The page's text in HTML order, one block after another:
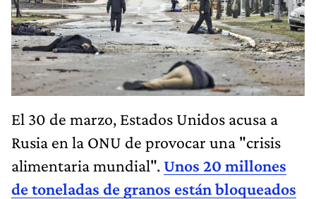
El 30 de marzo, Estados Unidos acusa a
Rusia en la ONU de provocar una "crisis
alimentaria mundial".Unos 20 millones
de toneladas de granos están bloqueados